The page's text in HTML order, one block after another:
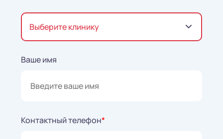
Выберите клинику
Ваше имя
Контактный телефон*